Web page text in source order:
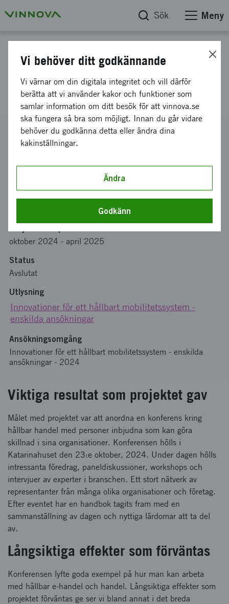
Sök Meny
Hållbar handel - från vision till
praktik
Diarienummer
2024-03693
Koordinator
Lindholmen Science Park AB
Bidrag från Vinnova
oktober 2024 - april 2025
Status
Avslutat
Utlysning
Innovationer för ett hållbart mobilitetssystem -
enskilda ansökningar
Ansökningsomgång
Innovationer för ett hållbart mobilitetssystem - enskilda
ansökningar - 2024
Viktiga resultat som projektet gav
Målet med projektet var att anordna en konferens kring
hållbar handel med personer inbjudna som kan göra
skillnad i sina organisationer. Konferensen hölls i
Katarinahuset den 23:e oktober, 2024. Under dagen hölls
intressanta föredrag, paneldiskussioner, workshops och
intervjuer av experter i branschen. Ett stort nätverk av
representanter från många olika organisationer och företag.
Efter eventet har en handbok tagits fram med en
sammanställning av dagen och nyttiga lärdomar att ta del
av.
Långsiktiga effekter som förväntas
Konferensen lyfte goda exempel på hur man kan arbeta
med hållbar e-handel och handel. Långsiktiga effekter som
projektet förväntas ge ser vi bland annat i det breda
Vi behöver ditt godkännande
Vi värnar om din digitala integritet och vill därför
berätta att vi använder kakor och funktioner som
samlar information om ditt besök för att vinnova.se
ska fungera så bra som möjligt. Innan du går vidare
behöver du godkänna detta eller ändra dina
kakinställningar.
Ändra
Godkänn